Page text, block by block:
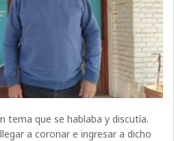
tema que se hablaba y discutía.
a coronar e ingresar a dicho